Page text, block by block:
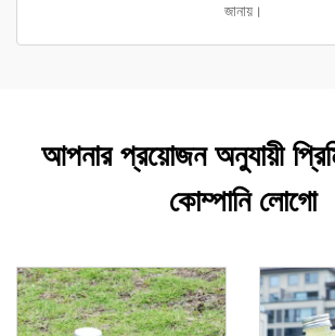
জানায়।
আপনার প্রয়োজন অনুযায়ী
কোম্পানি লোগো